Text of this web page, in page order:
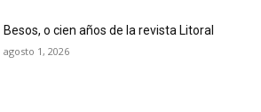
Besos, o cien años de la revista Litoral
agosto 1, 2026